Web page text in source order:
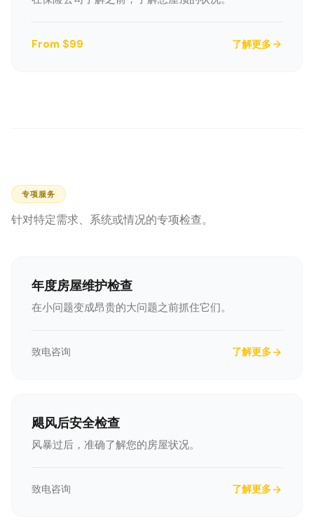
From $99 了解更多
专项服务
针对特定需求、系统或情况的专项检查。
年度房屋维护检查
在小问题变成昂贵的大问题之前抓住它们。
致电咨询 了解更多
飓风后安全检查
风暴过后，准确了解您的房屋状况。
致电咨询 了解更多